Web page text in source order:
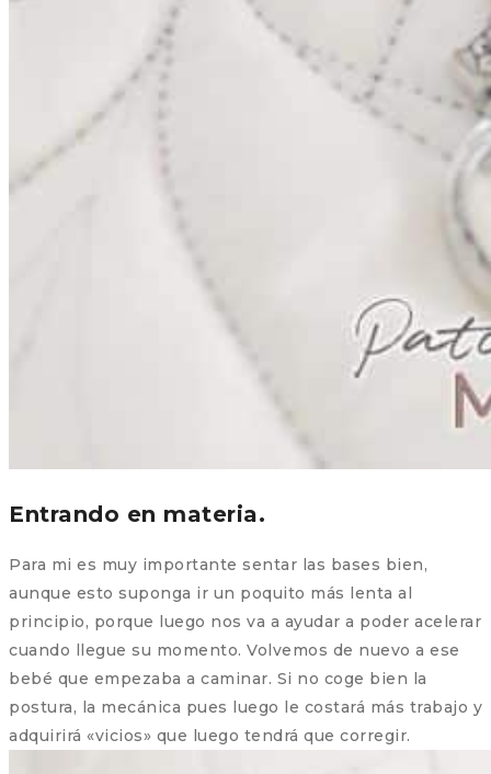
Entrando en materia.
Para mi es muy importante sentar las bases bien,
aunque esto suponga ir un poquito más lenta al
principio, porque luego nos va a ayudar a poder acelerar
cuando llegue su momento. Volvemos de nuevo a ese
bebé que empezaba a caminar. Si no coge bien la
postura, la mecánica pues luego le costará más trabajo y
adquirirá «vicios» que luego tendrá que corregir.